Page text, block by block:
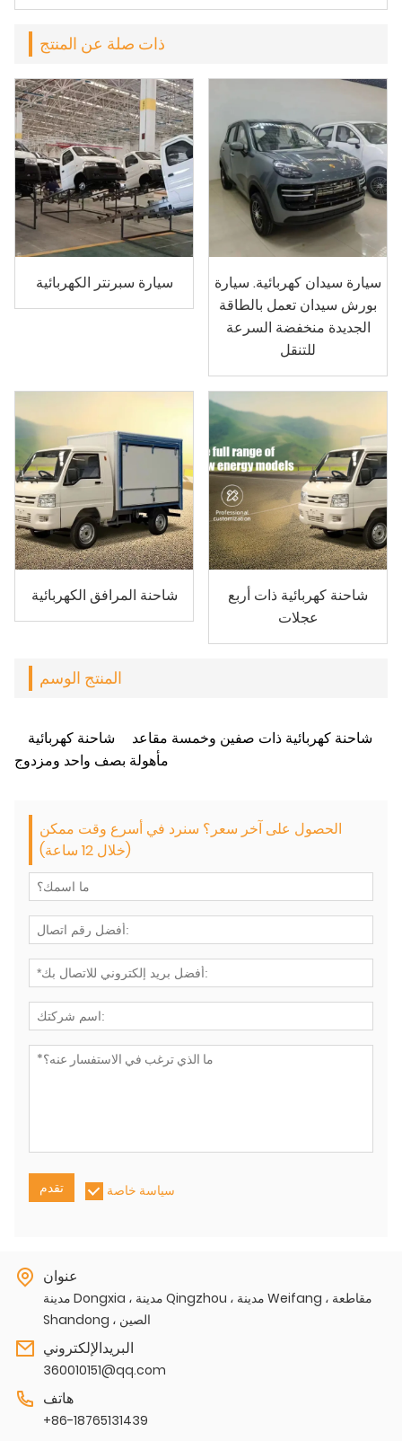
ذات صلة عن المنتج
سيارة سبرنتر الكهربائية
سيارة سيدان كهربائية. سيارة
بورش سيدان تعمل بالطاقة
الجديدة منخفضة السرعة
للتنقل
شاحنة المرافق الكهربائية
شاحنة كهربائية ذات أربع
عجلات
المنتج الوسم
شاحنة كهربائية ذات صفين وخمسة مقاعد
شاحنة كهربائية
مأهولة بصف واحد ومزدوج
الحصول على آخر سعر؟ سنرد في أسرع وقت ممكن
(خلال 12 ساعة)
تقدم سياسة خاصة
عنوان
مدينة Dongxia ، مدينة Qingzhou ، مدينة Weifang ، مقاطعة
Shandong ، الصين
البريدالإلكتروني
360010151@qq.com
هاتف
+86-18765131439